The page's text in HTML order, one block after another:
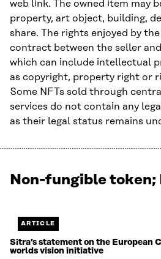
web link. The owned item may
property, art object, building,
share. The rights enjoyed by
contract between the seller
which can include intellectual
as copyright, property right or
Some NFTs sold through
services do not contain any
as their legal status remains
Non-fungible
ARTICLE
Sitra’s statement on the European
worlds vision initiative
Näytetään
Jäljellä
0.